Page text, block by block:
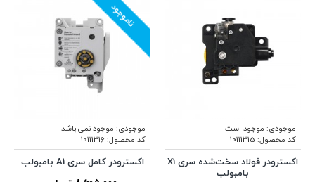
موجودی: موجود است
کد محصول: 10111315
اکسترودر فولاد سخت‌شده سری X1
بامبولب
ناموجود
موجودی: موجود نمی باشد
کد محصول: 10111316
اکسترودر کامل سری A1 بامبولب